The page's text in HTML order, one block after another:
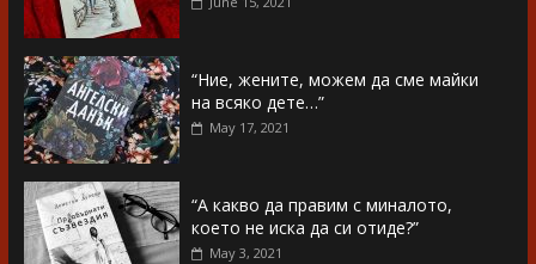
“Ние, жените, можем да сме майки
на всяко дете…”
May 17, 2021
“А какво да правим с миналото,
което не иска да си отиде?”
May 3, 2021